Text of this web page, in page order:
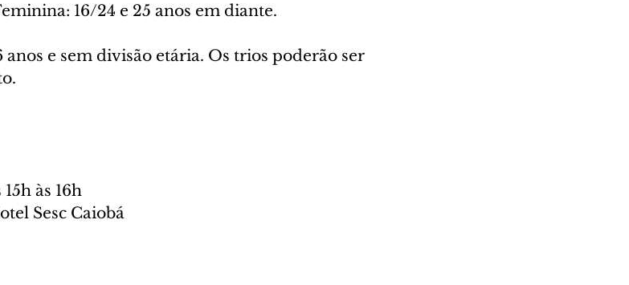
16/24 e 25 anos em diante.
e sem divisão etária. Os trios poderão ser
às 16h
Sesc Caiobá